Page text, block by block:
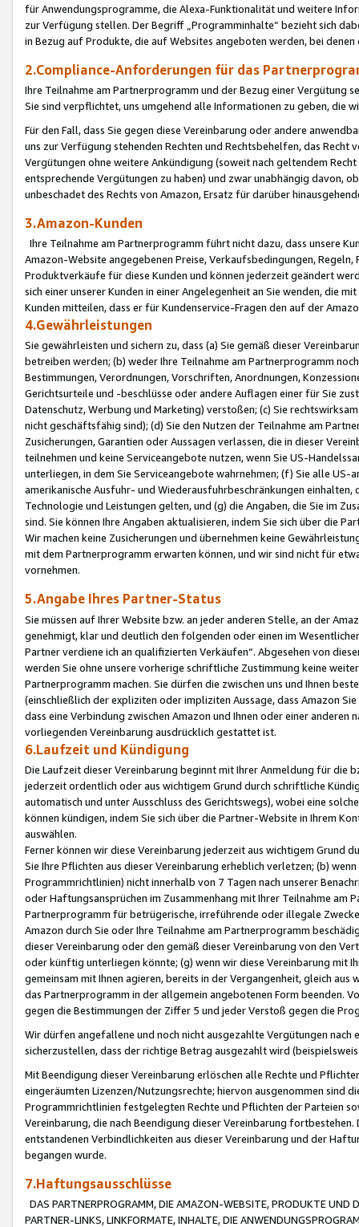
für Anwendungsprogramme, die Alexa-Funktionalität und weitere
zur Verfügung stellen. Der Begriff „Programminhalte“ bezieht sich
in Bezug auf Produkte, die auf Websites angeboten werden, bei
2.Compliance-Anforderungen für das
Ihre Teilnahme am Partnerprogramm und der Bezug einer Vergütung
Sie sind verpflichtet, uns umgehend alle Informationen zu geben, die
Für den Fall, dass Sie gegen diese Vereinbarung oder andere
uns zur Verfügung stehenden Rechten und Rechtsbehelfen, das
Vergütungen ohne weitere Ankündigung (soweit nach geltendem
entsprechende Vergütungen zu haben) und zwar unabhängig davon,
unbeschadet des Rechts von Amazon, Ersatz für darüber
3.Amazon-Kunden
Ihre Teilnahme am Partnerprogramm führt nicht dazu, dass unsere
Amazon-Website angegebenen Preise, Verkaufsbedingungen,
Produktverkäufe für diese Kunden und können jederzeit geändert
sich einer unserer Kunden in einer Angelegenheit an Sie wenden, die
Kunden mitteilen, dass er für Kundenservice-Fragen den auf der
4.Gewährleistungen
Sie gewährleisten und sichern zu, dass (a) Sie gemäß dieser
betreiben werden; (b) weder Ihre Teilnahme am Partnerprogramm
Bestimmungen, Verordnungen, Vorschriften, Anordnungen,
Gerichtsurteile und -beschlüsse oder andere Auflagen einer für Sie
Datenschutz, Werbung und Marketing) verstoßen; (c) Sie
nicht geschäftsfähig sind); (d) Sie den Nutzen der Teilnahme am
Zusicherungen, Garantien oder Aussagen verlassen, die in dieser
teilnehmen und keine Serviceangebote nutzen, wenn Sie US-
unterliegen, in dem Sie Serviceangebote wahrnehmen; (f) Sie alle
amerikanische Ausfuhr- und Wiederausfuhrbeschränkungen
Technologie und Leistungen gelten, und (g) die Angaben, die Sie im
sind. Sie können Ihre Angaben aktualisieren, indem Sie sich über die
Wir machen keine Zusicherungen und übernehmen keine
mit dem Partnerprogramm erwarten können, und wir sind nicht für
vornehmen.
5.Angabe Ihres Partner-Status
Sie müssen auf Ihrer Website bzw. an jeder anderen Stelle, an der
genehmigt, klar und deutlich den folgenden oder einen im
Partner verdiene ich an qualifizierten Verkäufen“. Abgesehen von
werden Sie ohne unsere vorherige schriftliche Zustimmung keine
Partnerprogramm machen. Sie dürfen die zwischen uns und Ihnen
(einschließlich der expliziten oder impliziten Aussage, dass Amazon
dass eine Verbindung zwischen Amazon und Ihnen oder einer
vorliegenden Vereinbarung ausdrücklich gestattet ist.
6.Laufzeit und Kündigung
Die Laufzeit dieser Vereinbarung beginnt mit Ihrer Anmeldung für die
jederzeit ordentlich oder aus wichtigem Grund durch schriftliche
automatisch und unter Ausschluss des Gerichtswegs), wobei eine
können kündigen, indem Sie sich über die Partner-Website in Ihrem
auswählen.
Ferner können wir diese Vereinbarung jederzeit aus wichtigem Grund
Sie Ihre Pflichten aus dieser Vereinbarung erheblich verletzen; (b)
Programmrichtlinien) nicht innerhalb von 7 Tagen nach unserer
oder Haftungsansprüchen im Zusammenhang mit Ihrer Teilnahme am
Partnerprogramm für betrügerische, irreführende oder illegale
Amazon durch Sie oder Ihre Teilnahme am Partnerprogramm
dieser Vereinbarung oder den gemäß dieser Vereinbarung von den
oder künftig unterliegen könnte; (g) wenn wir diese Vereinbarung mit
gemeinsam mit Ihnen agieren, bereits in der Vergangenheit, gleich
das Partnerprogramm in der allgemein angebotenen Form beenden.
gegen die Bestimmungen der Ziffer 5 und jeder Verstoß gegen die
Wir dürfen angefallene und noch nicht ausgezahlte Vergütungen
sicherzustellen, dass der richtige Betrag ausgezahlt wird
Mit Beendigung dieser Vereinbarung erlöschen alle Rechte und
eingeräumten Lizenzen/Nutzungsrechte; hiervon ausgenommen sind
Programmrichtlinien festgelegten Rechte und Pflichten der Parteien
Vereinbarung, die nach Beendigung dieser Vereinbarung
entstandenen Verbindlichkeiten aus dieser Vereinbarung und der
begangen wurde.
7.Haftungsausschlüsse
DAS PARTNERPROGRAMM, DIE AMAZON-WEBSITE, PRODUKTE UND
PARTNER-LINKS, LINKFORMATE, INHALTE, DIE